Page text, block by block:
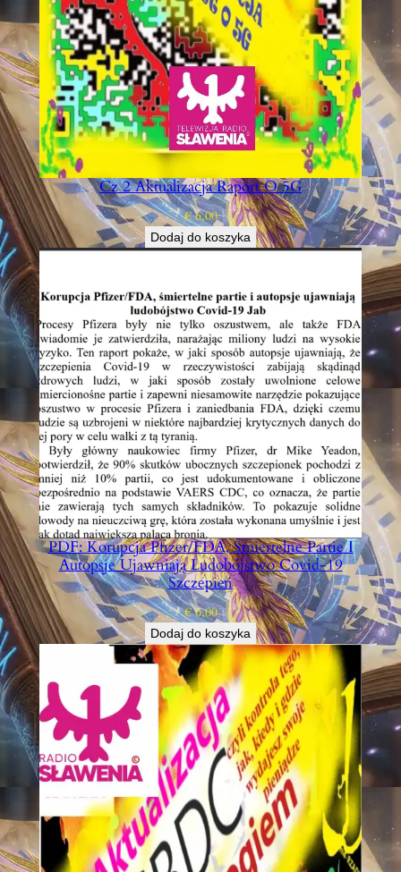
Cz 2 Aktualizacja Raport O 5G
€6,00
Dodaj do koszyka
PDF: Korupcja Pfizer/FDA, Śmiertelne Partie I
Autopsje Ujawniają Ludobójstwo Covid-19
Szczepień
€6,00
Dodaj do koszyka